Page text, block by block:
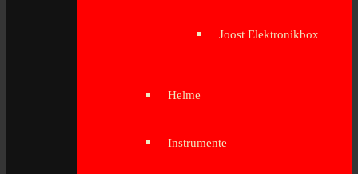
Joost Elektronikbox
Helme
Instrumente